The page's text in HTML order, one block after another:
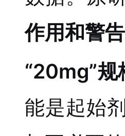
作用和警
“20mg”
能是起始